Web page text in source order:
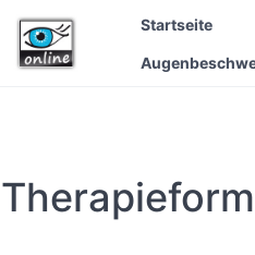
Startseite